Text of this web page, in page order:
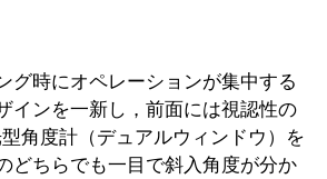
グ時にオペレーションが集中する
インを一新し，前面には視認性の
角度計（デュアルウィンドウ）を
どちらでも一目で斜入角度が分か